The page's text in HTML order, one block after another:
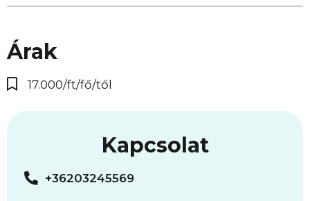
Árak
17.000/ft/fő/től
Kapcsolat
+36203245569